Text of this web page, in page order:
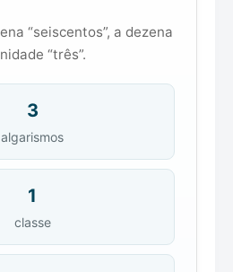
“seiscentos”, a dezena
“três”.
3
algarismos
1
classe